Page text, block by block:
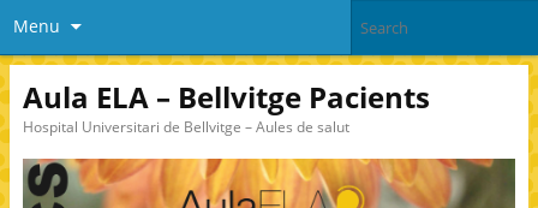
Menu
Aula ELA – Bellvitge Pacients
Hospital Universitari de Bellvitge – Aules de salut